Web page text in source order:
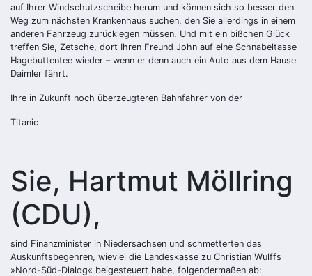
auf Ihrer Windschutzscheibe herum und können sich so besser den
Weg zum nächsten Krankenhaus suchen, den Sie allerdings in einem
anderen Fahrzeug zurücklegen müssen. Und mit ein bißchen Glück
treffen Sie, Zetsche, dort Ihren Freund John auf eine Schnabeltasse
Hagebuttentee wieder – wenn er denn auch ein Auto aus dem Hause
Daimler fährt.
Ihre in Zukunft noch überzeugteren Bahnfahrer von der
Titanic
Sie, Hartmut Möllring
(CDU),
sind Finanzminister in Niedersachsen und schmetterten das
Auskunftsbegehren, wieviel die Landeskasse zu Christian Wulffs
»Nord-Süd-Dialog« beigesteuert habe, folgendermaßen ab: